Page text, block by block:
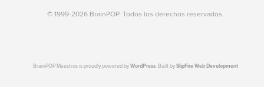
© 1999-2026 BrainPOP. Todos los derechos reservados.
BrainPOP Maestros is proudly powered byWordPress. Built bySlipFire Web Development